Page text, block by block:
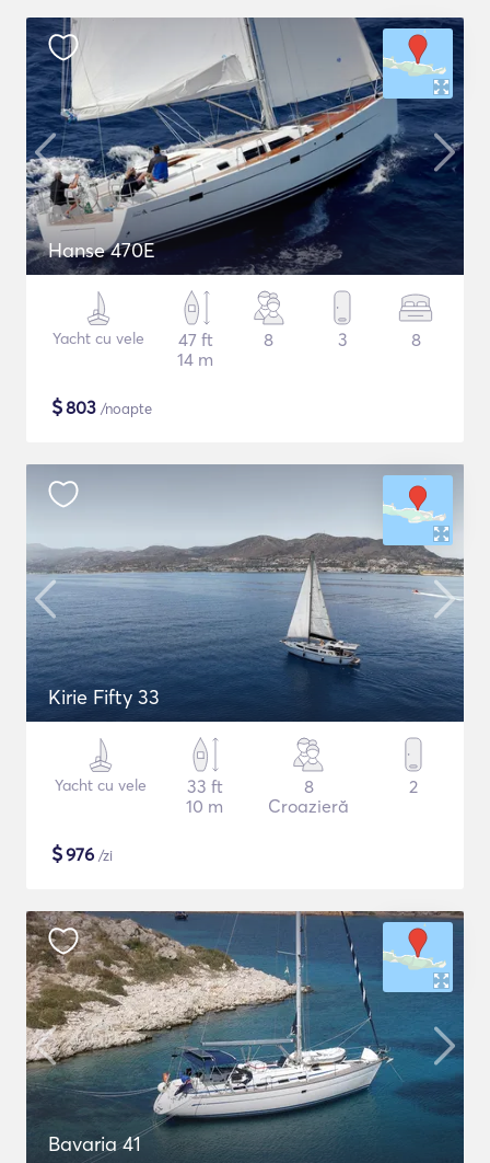
Hanse 470E
Yacht cu vele
47 ft
14 m
8 3 8
$803 /noapte
Kirie Fifty 33
Yacht cu vele
33 ft
10 m
8
Croazieră
2
$976 /zi
Bavaria 41